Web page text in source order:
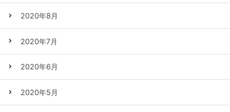
2020年8月
2020年7月
2020年6月
2020年5月